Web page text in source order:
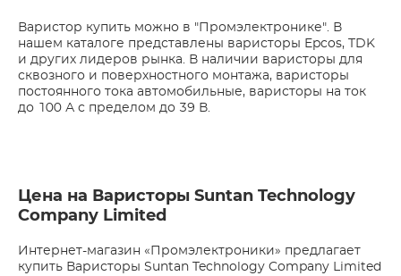
Варистор купить можно в "Промэлектронике". В
нашем каталоге представлены варисторы Epcos, TDK
и других лидеров рынка. В наличии варисторы для
сквозного и поверхностного монтажа, варисторы
постоянного тока автомобильные, варисторы на ток
до 100 А с пределом до 39 В.
Цена на Варисторы Suntan Technology
Company Limited
Интернет-магазин «Промэлектроники» предлагает
купить Варисторы Suntan Technology Company Limited